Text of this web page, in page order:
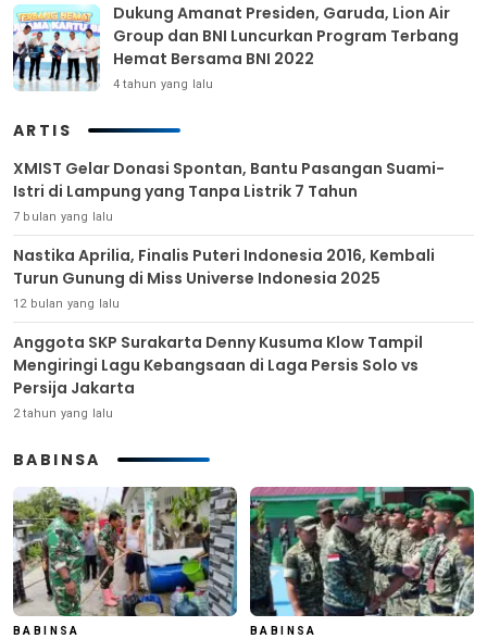
Dukung Amanat Presiden, Garuda, Lion Air
Group dan BNI Luncurkan Program Terbang
Hemat Bersama BNI 2022
4 tahun yang lalu
ARTIS
XMIST Gelar Donasi Spontan, Bantu Pasangan Suami-
Istri di Lampung yang Tanpa Listrik 7 Tahun
7 bulan yang lalu
Nastika Aprilia, Finalis Puteri Indonesia 2016, Kembali
Turun Gunung di Miss Universe Indonesia 2025
12 bulan yang lalu
Anggota SKP Surakarta Denny Kusuma Klow Tampil
Mengiringi Lagu Kebangsaan di Laga Persis Solo vs
Persija Jakarta
2 tahun yang lalu
BABINSA
BABINSA BABINSA